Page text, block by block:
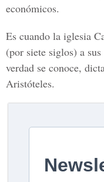
económicos.
Es cuando la iglesia
(por siete siglos) a
verdad se conoce,
Aristóteles.